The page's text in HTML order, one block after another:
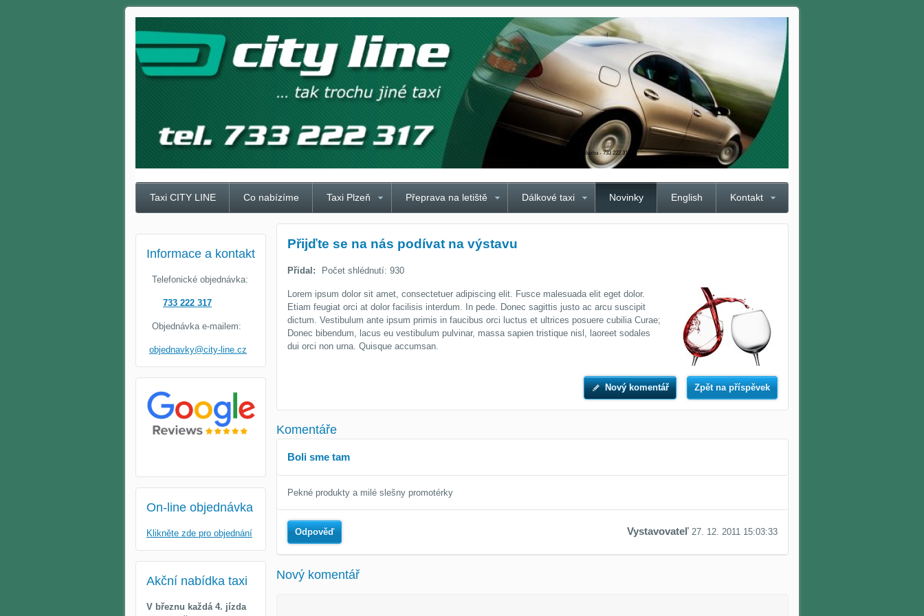
Taxi Plzeň CITY LINE - spolehlivá taxislužba - 733 222 317
Taxi CITY LINE Co nabízíme Taxi Plzeň Přeprava na letiště Dálkové taxi Novinky English Kontakt
Přijďte se na nás podívat na výstavu
Přidal: Počet shlédnutí: 930
Lorem ipsum dolor sit amet, consectetuer adipiscing elit. Fusce malesuada elit eget dolor.
Etiam feugiat orci at dolor facilisis interdum. In pede. Donec sagittis justo ac arcu suscipit
dictum. Vestibulum ante ipsum primis in faucibus orci luctus et ultrices posuere cubilia Curae;
Donec bibendum, lacus eu vestibulum pulvinar, massa sapien tristique nisl, laoreet sodales
dui orci non urna. Quisque accumsan.
Zpět na příspěvek
Nový komentář
Komentáře
Boli sme tam
Pekné produkty a milé slešny promotérky
Odpověď Vystavovateľ 27. 12. 2011 15:03:33
Nový komentář
Informace a kontakt
Telefonické objednávka:
733 222 317
Objednávka e-mailem:
objednavky@city-line.cz
On-line objednávka
Klikněte zde pro objednání
Akční nabídka taxi
V březnu každá 4. jízda